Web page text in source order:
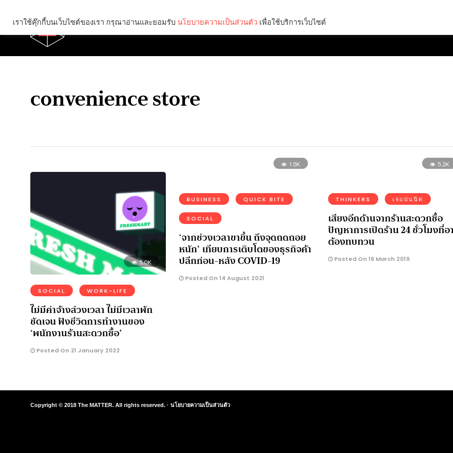
convenience store
5.0K
SOCIAL WORK-LIFE
ไม่มีค่าจ้างล่วงเวลา ไม่มีเวลาพัก
ชัดเจน ฟังชีวิตการทำงานของ
‘พนักงานร้านสะดวกซื้อ’
Posted On 21 January 2022
1.5K
BUSINESS QUICK BITE
SOCIAL
‘จากช่วงเวลาขาขึ้น ถึงจุดถดถอย
หนัก’ เทียบการเติบโตของธุรกิจค้า
ปลีกก่อน-หลัง COVID-19
Posted On 14 August 2021
5.2K
THINKERS เจแปนนิด
เสียงอีกด้านจากร้านสะดวกซื้อ
ปัญหาการเปิดร้าน 24 ชั่วโมงที่อ
ต้องทบทวน
Posted On 16 March 2019
Copyright © 2018 The MATTER. All rights reserved. · นโยบายความเป็นส่วนตัว
เราใช้คุ๊กกี้บนเว็บไซต์ของเรา กรุณาอ่านและยอมรับ นโยบายความเป็นส่วนตัว เพื่อใช้บริการเว็บไซต์